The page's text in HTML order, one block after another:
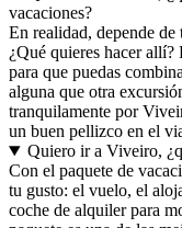
vacaciones?
En realidad, depende
¿Qué quieres hacer
para que puedas
alguna que otra
tranquilamente por
un buen pellizco en el
Quiero ir a Viveiro,
Con el paquete de
tu gusto: el vuelo, el
coche de alquiler para